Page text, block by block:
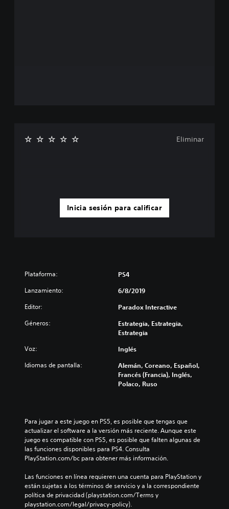
Inicia sesión para calificar
Eliminar
Plataforma: PS4
Lanzamiento: 6/8/2019
Editor: Paradox Interactive
Géneros:
Estrategia, Estrategia,
Estrategia
Voz: Inglés
Idiomas de pantalla:
Alemán, Coreano, Español,
Francés (Francia), Inglés,
Polaco, Ruso
Para jugar a este juego en PS5, es posible que tengas que
actualizar el software a la versión más reciente. Aunque este
juego es compatible con PS5, es posible que falten algunas de
las funciones disponibles para PS4. Consulta
PlayStation.com/bc para obtener más información.
Las funciones en línea requieren una cuenta para PlayStation y
están sujetas a los términos de servicio y a la correspondiente
política de privacidad (playstation.com/Terms y
playstation.com/legal/privacy-policy).